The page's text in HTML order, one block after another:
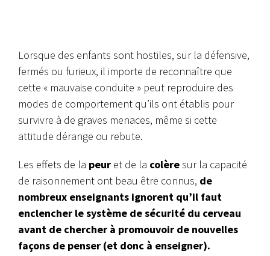
Lorsque des enfants sont hostiles, sur la défensive,
fermés ou furieux, il importe de reconnaître que
cette « mauvaise conduite » peut reproduire des
modes de comportement qu’ils ont établis pour
survivre à de graves menaces, même si cette
attitude dérange ou rebute.
Les effets de la peur et de la colèresur la capacité
de raisonnement ont beau être connus, de
nombreux enseignants ignorent qu’il faut
enclencher le système de sécurité du cerveau
avant de chercher à promouvoir de nouvelles
façons de penser (et donc à enseigner).